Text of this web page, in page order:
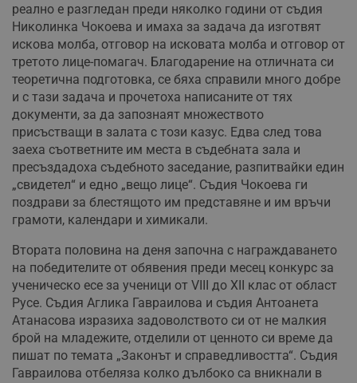
реално е разгледан преди няколко години от съдия
Николинка Чокоева и имаха за задача да изготвят
искова молба, отговор на исковата молба и отговор от
третото лице-помагач. Благодарение на отличната си
теоретична подготовка, се бяха справили много добре
и с тази задача и прочетоха написаните от тях
документи, за да запознаят множеството
присъстващи в залата с този казус. Едва след това
заеха съответните им места в съдебната зала и
пресъздадоха съдебното заседание, разпитвайки един
„свидетел“ и едно „вещо лице“. Съдия Чокоева ги
поздрави за блестящото им представяне и им връчи
грамоти, календари и химикали.
Втората половина на деня започна с награждаването
на победителите от обявения преди месец конкурс за
ученическо есе за ученици от VІІІ до ХІІ клас от област
Русе. Съдия Аглика Гавраилова и съдия Антоанета
Атанасова изразиха задоволството си от не малкия
брой на младежите, отделили от ценното си време да
пишат по темата „Законът и справедливостта“. Съдия
Гавраилова отбеляза колко дълбоко са вникнали в